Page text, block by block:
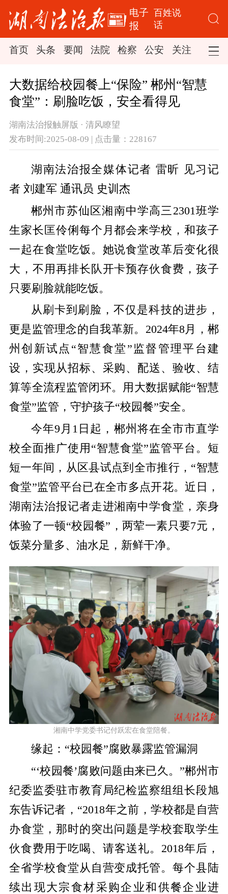
电子
报
百姓说
话
首页 头条 要闻 法院 检察 公安 关注 司法
大数据给校园餐上“保险” 郴州“智慧
食堂”：刷脸吃饭，安全看得见
湖南法治报触屏版 · 清风瞭望
发布时间:2025-08-09 | 点击量：228167
湖南法治报全媒体记者 雷昕 见习记
者 刘建军 通讯员 史训杰
郴州市苏仙区湘南中学高三2301班学
生家长匡伶俐每个月都会来学校，和孩子
一起在食堂吃饭。她说食堂改革后变化很
大，不用再排长队开卡预存伙食费，孩子
只要刷脸就能吃饭。
从刷卡到刷脸，不仅是科技的进步，
更是监管理念的自我革新。2024年8月，郴
州创新试点“智慧食堂”监督管理平台建
设，实现从招标、采购、配送、验收、结
算等全流程监管闭环。用大数据赋能“智慧
食堂”监管，守护孩子“校园餐”安全。
今年9月1日起，郴州将在全市市直学
校全面推广使用“智慧食堂”监管平台。短
短一年间，从区县试点到全市推行，“智慧
食堂”监管平台已在全市多点开花。近日，
湖南法治报记者走进湘南中学食堂，亲身
体验了一顿“校园餐”，两荤一素只要7元，
饭菜分量多、油水足，新鲜干净。
湘南中学党委书记付跃宏在食堂陪餐。
缘起：“校园餐”腐败暴露监管漏洞
“‘校园餐’腐败问题由来已久。”郴州市
纪委监委驻市教育局纪检监察组组长段旭
东告诉记者，“2018年之前，学校都是自营
办食堂，那时的突出问题是学校套取学生
伙食费用于吃喝、请客送礼。2018年后，
全省学校食堂从自营变成托管。每个县陆
续出现大宗食材采购企业和供餐企业进